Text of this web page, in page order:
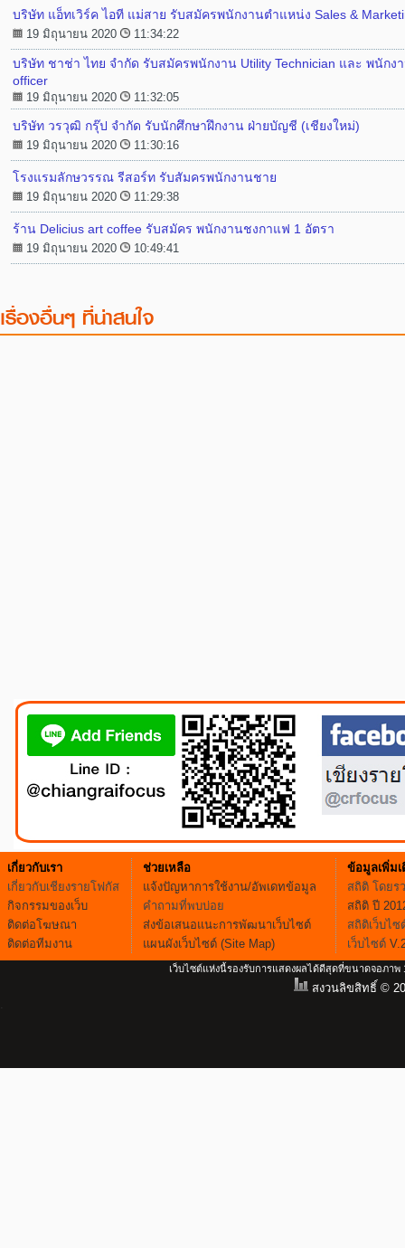
บริษัท แอ็ทเวิร์ค ไอที แม่สาย รับสมัครพนักงานตำแหน่ง Sales &
19 มิถุนายน 2020 11:34:22
บริษัท ชาช่า ไทย จำกัด รับสมัครพนักงาน Utility Technician และ พนักง
officer
19 มิถุนายน 2020 11:32:05
บริษัท วรวุฒิ กรุ๊ป จำกัด รับนักศึกษาฝึกงาน ฝ่ายบัญชี (เชียงใหม่)
19 มิถุนายน 2020 11:30:16
โรงแรมลักษวรรณ รีสอร์ท รับสัมครพนักงานชาย
19 มิถุนายน 2020 11:29:38
ร้าน Delicius art coffee รับสมัคร พนักงานชงกาแฟ 1 อัตรา
19 มิถุนายน 2020 10:49:41
เรื่องอื่นๆ ที่น่าสนใจ
เกี่ยวกับเรา
เกี่ยวกับเชียงรายโฟกัส
กิจกรรมของเว็บ
ติดต่อโฆษณา
ติดต่อทีมงาน
ช่วยเหลือ
แจ้งปัญหาการใช้งาน/อัพเดทข้อมูล
คำถามที่พบบ่อย
ส่งข้อเสนอแนะการพัฒนาเว็บไซต์
แผนผังเว็บไซต์ (Site Map)
ข้อมูลเพิ่มเ
สถิติ โดยร
สถิติ ปี
สถิติเว็บไ
เว็บไซต์
เว็บไซต์แห่งนี้รองรับการแสดงผลได้ดีสุดที่ขนาดจอภาพ
สงวนลิขสิทธิ์ ©